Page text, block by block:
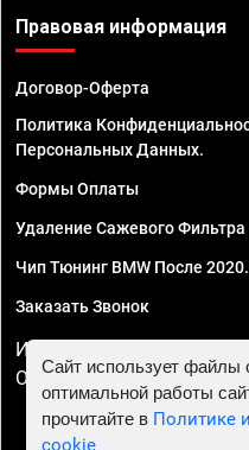
Правовая информация
Договор-Оферта
Политика
Персональных Данных.
Формы Оплаты
Удаление Сажевого
Чип Тюнинг BMW После
Заказать Звонок
ИП Смирнов Георгий
ОГРНИП
Сайт использует
оптимальной работы
прочитайте в Политике
cookie